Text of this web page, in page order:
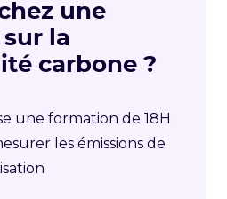
une
la
carbone ?
une formation de 18H
les émissions de